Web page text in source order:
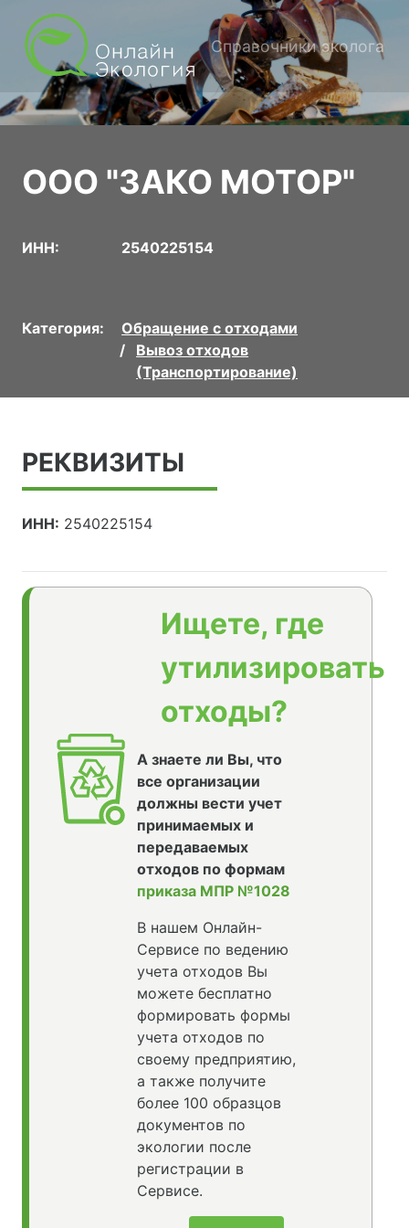
Справочники эколога
ООО "ЗАКО МОТОР"
ИНН: 2540225154
Категория:
Обращение с отходами
Вывоз отходов
(Транспортирование)
РЕКВИЗИТЫ
ИНН: 2540225154
Ищете, где
утилизировать
отходы?
А знаете ли Вы, что
все организации
должны вести учет
принимаемых и
передаваемых
отходов по формам
приказа МПР №1028
В нашем Онлайн-
Сервисе по ведению
учета отходов Вы
можете бесплатно
формировать формы
учета отходов по
своему предприятию,
а также получите
более 100 образцов
документов по
экологии после
регистрации в
Сервисе.